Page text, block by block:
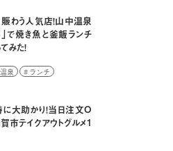
わう人気店！山中温泉
で焼き魚と釜飯ランチ
みた！
泉
ランチ
大助かり！当日注文O
市テイクアウトグルメ1